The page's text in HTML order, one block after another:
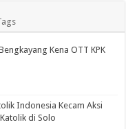
Kena OTT KPK
Indonesia Kecam Aksi
di Solo